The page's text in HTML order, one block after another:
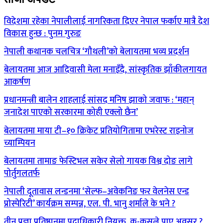
विदेशमा रहेका नेपालीलाई नागरिकता दिएर नेपाल फर्काए मात्रै देश
विकास हुन्छ : पुनम गुरुङ
नेपाली कथानक चलचित्र ‘गौथली’को बेलायतमा भव्य प्रदर्शन
बेलायतमा आज आदिवासी मेला मनाइँदै, सांस्कृतिक झाँकीलगायत
आकर्षण
प्रधानमन्त्री बालेन शाहलाई सांसद मनिष झाको जवाफ : ‘महान्
जनादेश पाएको सरकारमा कोही एक्लो छैन’
बेलायतमा माया टी–१० क्रिकेट प्रतियोगितामा एभरेस्ट राइनोज
च्याम्पियन
बेलायतमा तामाङ फेस्टिभल सकेर सेलो गायक विश्व दोङ लागे
पोर्तुगलतर्फ
नेपाली दूतावास लन्डनमा ‘सेल्फ–अवेकनिङ फर वेलनेस एन्ड
प्रोस्पेरिटी’ कार्यक्रम सम्पन्न, एल. पी. भानु शर्माले के भने ?